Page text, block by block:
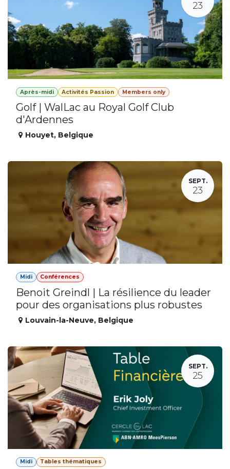
23
Après-midi Activités Passion Members only
Golf | WalLac au Royal Golf Club
d'Ardennes
Houyet, Belgique
SEPT.
23
Midi Conférences
Benoit Greindl | La résilience du leader
pour des organisations plus robustes
Louvain-la-Neuve, Belgique
SEPT.
25
Midi Tables thématiques